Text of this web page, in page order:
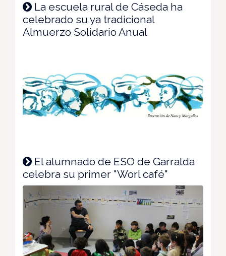
La escuela rural de Cáseda ha
celebrado su ya tradicional
Almuerzo Solidario Anual
El alumnado de ESO de Garralda
celebra su primer "Worl café"